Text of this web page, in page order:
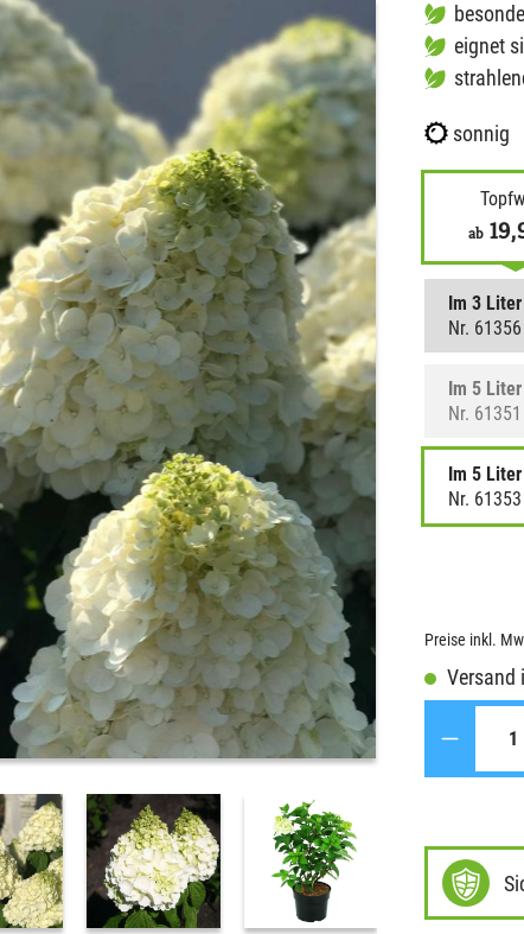
eignet
sonnig
ab
Im 3
Nr. 61356
Im 5
Nr. 61351
Im 5
Nr. 61353
Preise inkl.
Versand